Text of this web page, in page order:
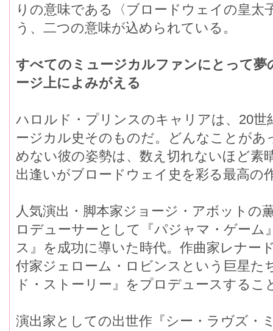
りの意味である〈ブロードウェイの皇太
う、二つの意味が込められている。
すべてのミュージカルファンにとって夢
ージ上によみがえる
ハロルド・プリンスのキャリアは、20
ージカル史そのものだ。どんなことが
めない彼の姿勢は、数え切れないほど素
出逢いがブロードウェイ史を彩る最高の
人気演出・脚本家ジョージ・アボットの
ロデューサーとして『パジャマ・ゲーム
ス』を成功に導いた時代。作曲家レナー
付家ジェローム・ロビンスという巨星た
ド・ストーリー』をプロデュースするこ
演出家としての出世作『シー・ラヴズ・